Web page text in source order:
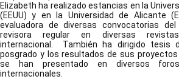
Elizabeth ha realizado estancias en la
(EEUU) y en la Universidad de Alicante
evaluadora de diversas convocatorias del
revisora regular en diversas
internacional. También ha dirigido tesis
posgrado y los resultados de sus
se han presentado en diversos
internacionales.